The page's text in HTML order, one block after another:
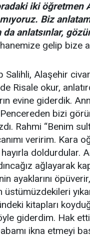
iki öğretmen
Biz
anlatsınlar,
gelip bize
Salihli, Alaşehir
Risale okur,
evine giderdik.
bizi
Rahmi “Benim
veririm. Kara
doldurdular.
ağlayarak
ayaklarını
kitapları
giderdim. Hak
ikna etmeyi